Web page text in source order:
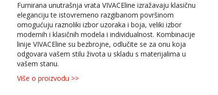
Furnirana unutrašnja vrata VIVACEline izražavaju klasičnu
eleganciju te istovremeno razgibanom površinom
omogućuju raznoliki izbor uzoraka i boja, veliki izbor
modernih i klasičnih modela i individualnost. Kombinacije
linije VIVACEline su bezbrojne, odlučite se za onu koja
odgovara vašem stilu života u skladu s materijalima u
vašem stanu.
Više o proizvodu >>